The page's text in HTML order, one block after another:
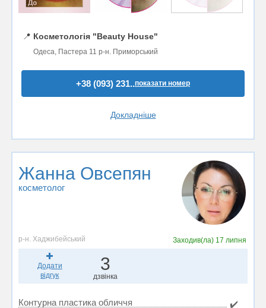
📍 Косметологія "Beauty House"
Одеса, Пастера 11 р-н. Приморський
+38 (093) 231..показати номер
Докладніше
Жанна Овсепян
косметолог
р-н. Хаджибейський Заходив(ла) 17 липня
Додати
відгук
3
дзвінка
Контурна пластика обличчя ✔️